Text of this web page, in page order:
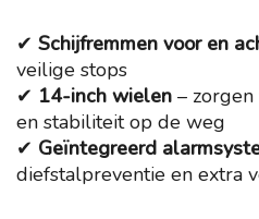
✔ Schijfremmen voor en
veilige stops
✔ 14-inch wielen –
en stabiliteit op de weg
✔ Geïntegreerd
diefstalpreventie en extra